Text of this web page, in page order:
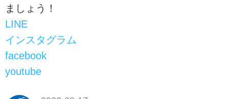
ましょう！
LINE
インスタグラム
facebook
youtube